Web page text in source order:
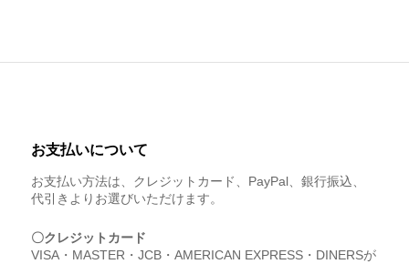
お支払いについて
お支払い方法は、クレジットカード、PayPal、銀行振込、
代引きよりお選びいただけます。
〇クレジットカード
VISA・MASTER・JCB・AMERICAN EXPRESS・DINERSが